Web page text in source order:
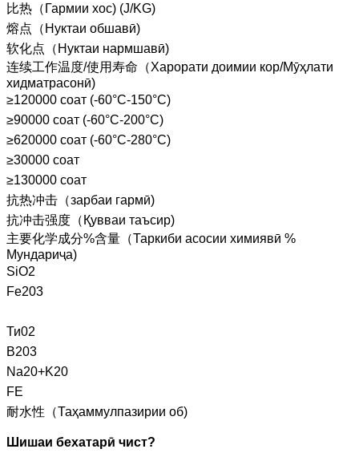
比热（Гармии хос) (J/KG)
熔点（Нуктаи обшавӣ)
软化点（Нуктаи нармшавӣ)
连续工作温度/使用寿命（Харорати доимии кор/Мӯҳлати
хидматрасонӣ)
≥120000 соат (-60°C-150°C)
≥90000 соат (-60°C-200°C)
≥620000 соат (-60°C-280°C)
≥30000 соат
≥130000 соат
抗热冲击（зарбаи гармӣ)
抗冲击强度（Қувваи таъсир)
主要化学成分%含量（Таркиби асосии химиявӣ %
Мундариҷа)
SiO2
Fe203
Ти02
B203
Na20+K20
FE
耐水性（Таҳаммулпазирии об)
Шишаи бехатарӣ чист?